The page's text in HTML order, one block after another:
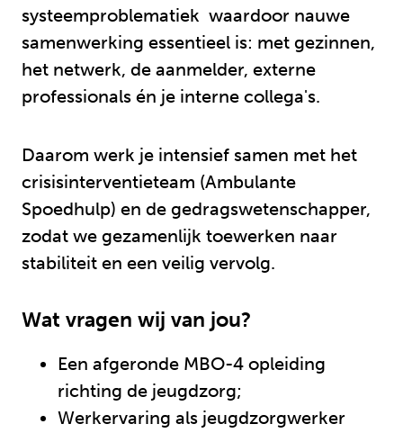
systeemproblematiek waardoor nauwe
samenwerking essentieel is: met gezinnen,
het netwerk, de aanmelder, externe
professionals én je interne collega's.
Daarom werk je intensief samen met het
crisisinterventieteam (Ambulante
Spoedhulp) en de gedragswetenschapper,
zodat we gezamenlijk toewerken naar
stabiliteit en een veilig vervolg.
Wat vragen wij van jou?
Een afgeronde MBO-4 opleiding
richting de jeugdzorg;
Werkervaring als jeugdzorgwerker